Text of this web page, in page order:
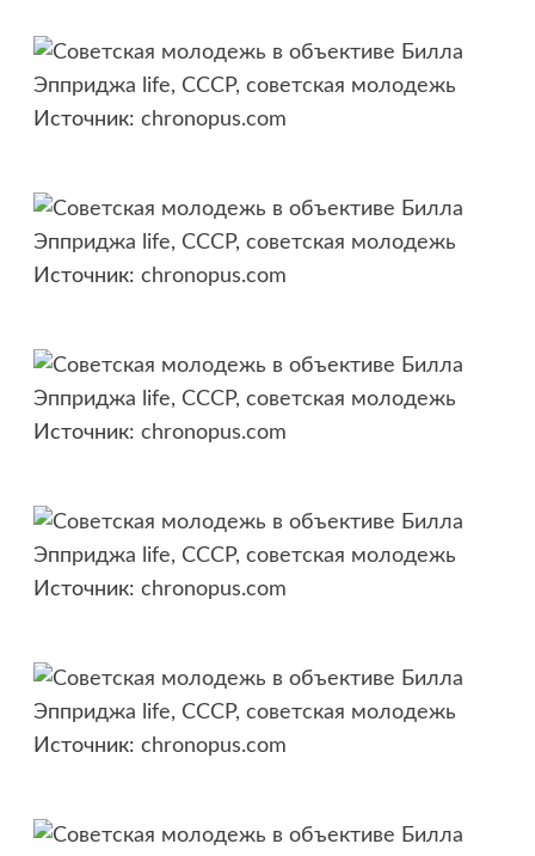
Источник: chronopus.com
Источник: chronopus.com
Источник: chronopus.com
Источник: chronopus.com
Источник: chronopus.com